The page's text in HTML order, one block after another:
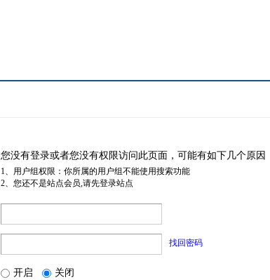
您没有登录或者您没有权限访问此页面，可能有如下几个原因
1、用户组权限：你所属的用户组不能使用搜索功能
2、您还不是站点会员,请先登录站点
找回密码
开启 关闭